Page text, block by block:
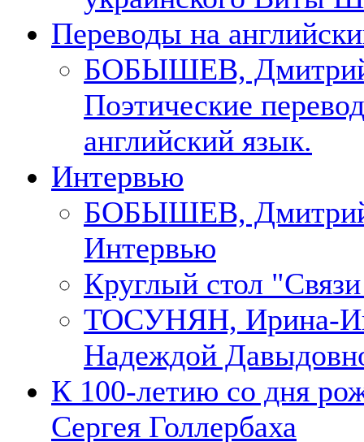
Переводы на
БОБЫШЕВ,
Поэтические
английский язык.
Интервью
БОБЫШЕВ,
Интервью
Круглый стол
ТОСУНЯН, Ирина-
Надеждой
К 100-летию со дня
Сергея Голлербаха